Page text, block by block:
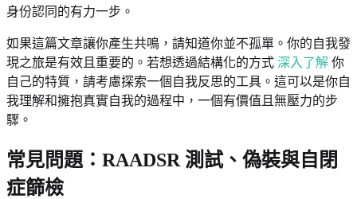
身份認同的有力一步。
如果這篇文章讓你產生共鳴，請知道你並不孤單。你的自我發
現之旅是有效且重要的。若想透過結構化的方式 深入了解 你
自己的特質，請考慮探索一個自我反思的工具。這可以是你自
我理解和擁抱真實自我的過程中，一個有價值且無壓力的步
驟。
常見問題：RAADSR 測試、偽裝與自閉
症篩檢